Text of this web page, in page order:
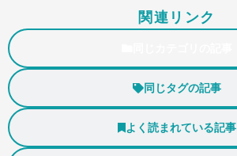
関連リンク
同じタグの記事
よく読まれている記事